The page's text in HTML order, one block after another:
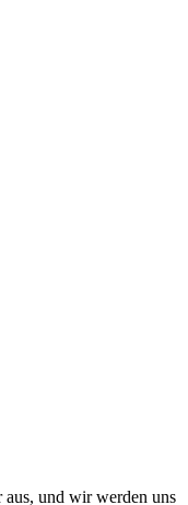
aus, und wir werden uns